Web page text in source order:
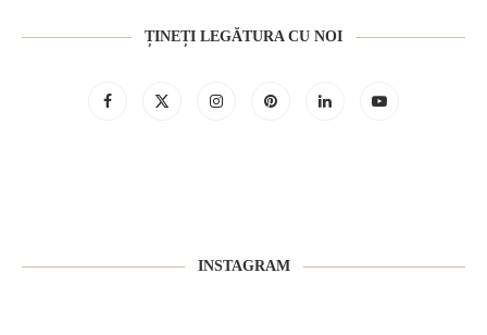
ȚINEȚI LEGĂTURA CU NOI
INSTAGRAM